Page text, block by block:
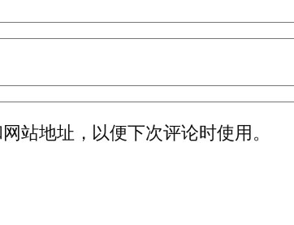
站地址，以便下次评论时使用。